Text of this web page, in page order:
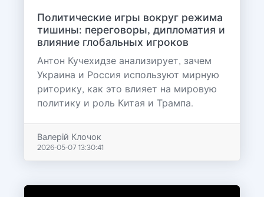
Политические игры вокруг режима
тишины: переговоры, дипломатия и
влияние глобальных игроков
Антон Кучехидзе анализирует, зачем
Украина и Россия используют мирную
риторику, как это влияет на мировую
политику и роль Китая и Трампа.
Валерій Клочок
2026-05-07 13:30:41